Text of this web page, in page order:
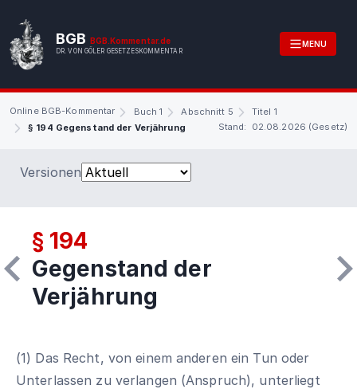
BGB BGB.Kommentar.de
DR. VON GÖLER GESETZESKOMMENTAR
MENU
Online BGB-Kommentar Buch 1 Abschnitt 5
Titel 1
§ 194 Gegenstand der Verjährung
Stand: 02.08.2026 (Gesetz)
Versionen
§ 194
Gegenstand der
Verjährung
(1) Das Recht, von einem anderen ein Tun oder
Unterlassen zu verlangen (Anspruch), unterliegt